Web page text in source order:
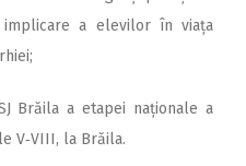
a elevilor în viața
Brăila a etapei naționale a
V‑VIII, la Brăila.